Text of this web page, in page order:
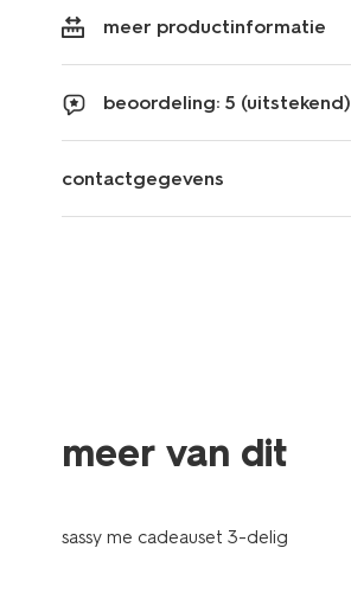
meer productinformatie
beoordeling: 5 (uitstekend)
contactgegevens
meer van dit
sassy me cadeauset 3-delig